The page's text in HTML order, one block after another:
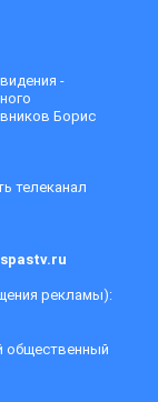
-
Борис
телеканал
рекламы):
общественный